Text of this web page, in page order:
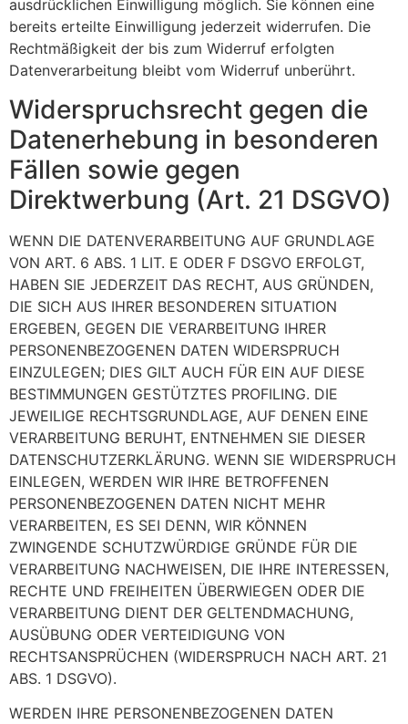
ausdrücklichen Einwilligung möglich. Sie können eine
bereits erteilte Einwilligung jederzeit widerrufen. Die
Rechtmäßigkeit der bis zum Widerruf erfolgten
Datenverarbeitung bleibt vom Widerruf unberührt.
Widerspruchsrecht gegen die
Datenerhebung in besonderen
Fällen sowie gegen
Direktwerbung (Art. 21 DSGVO)
WENN DIE DATENVERARBEITUNG AUF GRUNDLAGE
VON ART. 6 ABS. 1 LIT. E ODER F DSGVO ERFOLGT,
HABEN SIE JEDERZEIT DAS RECHT, AUS GRÜNDEN,
DIE SICH AUS IHRER BESONDEREN SITUATION
ERGEBEN, GEGEN DIE VERARBEITUNG IHRER
PERSONENBEZOGENEN DATEN WIDERSPRUCH
EINZULEGEN; DIES GILT AUCH FÜR EIN AUF DIESE
BESTIMMUNGEN GESTÜTZTES PROFILING. DIE
JEWEILIGE RECHTSGRUNDLAGE, AUF DENEN EINE
VERARBEITUNG BERUHT, ENTNEHMEN SIE DIESER
DATENSCHUTZERKLÄRUNG. WENN SIE WIDERSPRUCH
EINLEGEN, WERDEN WIR IHRE BETROFFENEN
PERSONENBEZOGENEN DATEN NICHT MEHR
VERARBEITEN, ES SEI DENN, WIR KÖNNEN
ZWINGENDE SCHUTZWÜRDIGE GRÜNDE FÜR DIE
VERARBEITUNG NACHWEISEN, DIE IHRE INTERESSEN,
RECHTE UND FREIHEITEN ÜBERWIEGEN ODER DIE
VERARBEITUNG DIENT DER GELTENDMACHUNG,
AUSÜBUNG ODER VERTEIDIGUNG VON
RECHTSANSPRÜCHEN (WIDERSPRUCH NACH ART. 21
ABS. 1 DSGVO).
WERDEN IHRE PERSONENBEZOGENEN DATEN